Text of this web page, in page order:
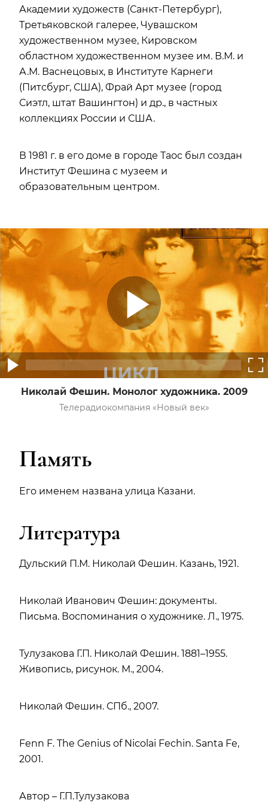
Академии художеств (Санкт-Петербург),
Третьяковской галерее, Чувашском
художественном музее, Кировском
областном художественном музее им. В.М. и
А.М. Васнецовых, в Институте Карнеги
(Питсбург, США), Фрай Арт музее (город
Сиэтл, штат Вашингтон) и др., в частных
коллекциях России и США.
В 1981 г. в его доме в городе Таос был создан
Институт Фешина с музеем и
образовательным центром.
Николай Фешин. Монолог художника. 2009
Телерадиокомпания «Новый век»
Память
Его именем названа улица Казани.
Литература
Дульский П.М. Николай Фешин. Казань, 1921.
Николай Иванович Фешин: документы.
Письма. Воспоминания о художнике. Л., 1975.
Тулузакова Г.П. Николай Фешин. 1881–1955.
Живопись, рисунок. М., 2004.
Николай Фешин. СПб., 2007.
Fenn F. The Genius of Nicolai Fechin. Santa Fe,
2001.
Автор – Г.П.Тулузакова